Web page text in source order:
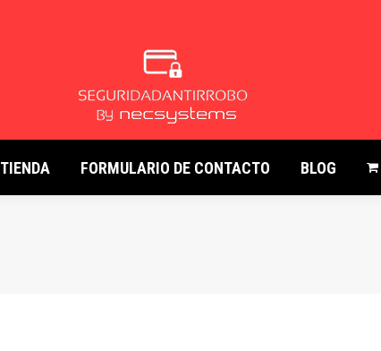
TIENDA FORMULARIO DE CONTACTO BLOG